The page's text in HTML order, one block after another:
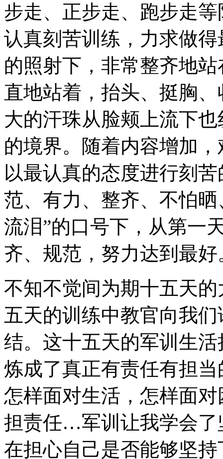
步走、正步走、跑步走
认真刻苦训练，力求做
的照射下，非常整齐地
直地站着，抬头、挺胸
大的汗珠从脸颊上流下
的境界。随着内容增加
以最认真的态度进行刻
范、有力、整齐、不怕
流泪”的口号下，从第一
齐、规范，努力达到最好
不知不觉间为期十五天
五天的训练中教官向我
结。这十五天的军训生
炼成了真正有责任有担
怎样面对生活，怎样面
担责任…军训让我学会了
在担心自己是否能够坚